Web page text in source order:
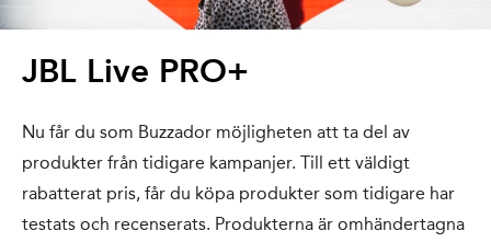
JBL Live PRO+
Nu får du som Buzzador möjligheten att ta del av
produkter från tidigare kampanjer. Till ett väldigt
rabatterat pris, får du köpa produkter som tidigare har
testats och recenserats. Produkterna är omhändertagna